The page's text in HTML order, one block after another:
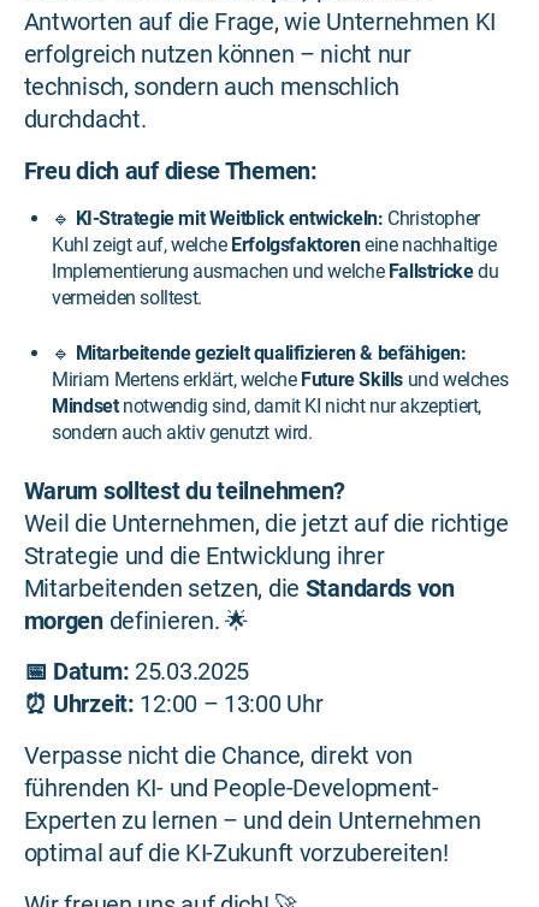
Antworten auf die Frage, wie Unternehmen KI
erfolgreich nutzen können – nicht nur
technisch, sondern auch menschlich
durchdacht.
Freu dich auf diese Themen:
🔹 KI-Strategie mit Weitblick entwickeln: Christopher
Kuhl zeigt auf, welche Erfolgsfaktoreneine nachhaltige
Implementierung ausmachen und welche Fallstrickedu
vermeiden solltest.
🔹 Mitarbeitende gezielt qualifizieren & befähigen:
Miriam Mertens erklärt, welche Future Skillsund welches
Mindsetnotwendig sind, damit KI nicht nur akzeptiert,
sondern auch aktiv genutzt wird.
Warum solltest du teilnehmen?
Weil die Unternehmen, die jetzt auf die richtige
Strategie und die Entwicklung ihrer
Mitarbeitenden setzen, die Standards von
morgendefinieren. 🌟
📅 Datum: 25.03.2025
⏰ Uhrzeit: 12:00 – 13:00 Uhr
Verpasse nicht die Chance, direkt von
führenden KI- und People-Development-
Experten zu lernen – und dein Unternehmen
optimal auf die KI-Zukunft vorzubereiten!